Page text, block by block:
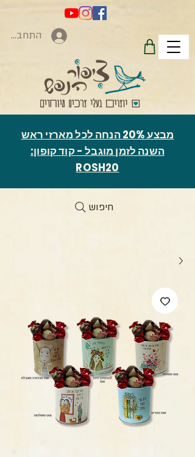
התחברות
חיפוש
מבצע 20% הנחה לכל מארזי ראש
השנה לזמן מוגבל - קוד קופון:
ROSH20